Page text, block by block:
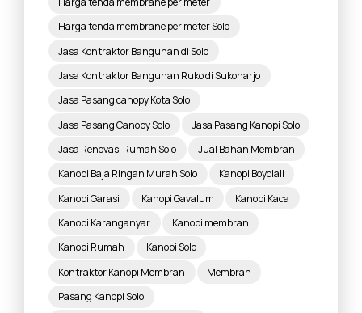
Harga tenda membrane per meter Solo
Jasa Kontraktor Bangunan di Solo
Jasa Kontraktor Bangunan Ruko di Sukoharjo
Jasa Pasang canopy Kota Solo
Jasa Pasang Canopy Solo
Jasa Pasang Kanopi Solo
Jasa Renovasi Rumah Solo
Jual Bahan Membran
Kanopi Baja Ringan Murah Solo
Kanopi Boyolali
Kanopi Garasi
Kanopi Gavalum
Kanopi Kaca
Kanopi Karanganyar
Kanopi membran
Kanopi Rumah
Kanopi Solo
Kontraktor Kanopi Membran
Membran
Pasang Kanopi Solo